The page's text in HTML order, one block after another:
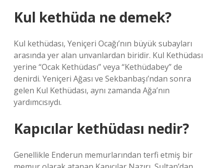
Kul kethüda ne demek?
Kul kethüdası, Yeniçeri Ocağı’nın büyük subayları
arasında yer alan unvanlardan biridir. Kul Kethüdası
yerine “Ocak Kethüdası” veya “Kethüdabey” de
denirdi. Yeniçeri Ağası ve Sekbanbaşı’ndan sonra
gelen Kul Kethüdası, aynı zamanda Ağa’nın
yardımcısıydı.
Kapıcılar kethüdası nedir?
Genellikle Enderun memurlarından terfi etmiş bir